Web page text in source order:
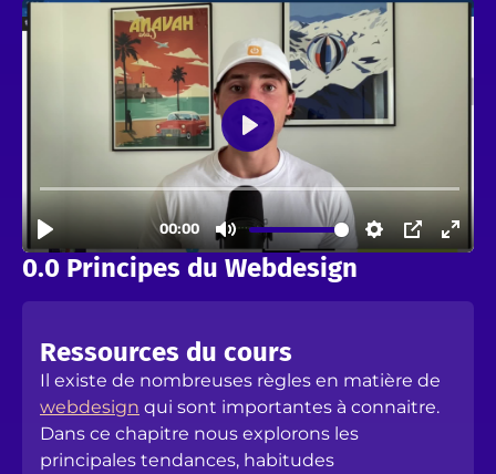
0.0 Principes du Webdesign
Ressources du cours
Il existe de nombreuses règles en matière de
webdesign qui sont importantes à connaitre.
Dans ce chapitre nous explorons les
principales tendances, habitudes